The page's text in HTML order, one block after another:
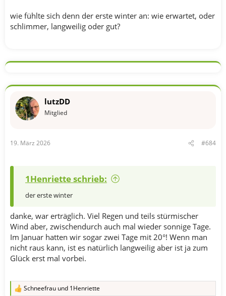
wie fühlte sich denn der erste winter an: wie erwartet, oder
schlimmer, langweilig oder gut?
lutzDD
Mitglied
19. März 2026 #684
1Henriette schrieb:
der erste winter
danke, war erträglich. Viel Regen und teils stürmischer
Wind aber, zwischendurch auch mal wieder sonnige Tage.
Im Januar hatten wir sogar zwei Tage mit 20°! Wenn man
nicht raus kann, ist es natürlich langweilig aber ist ja zum
Glück erst mal vorbei.
R
Schneefrau und 1Henriette